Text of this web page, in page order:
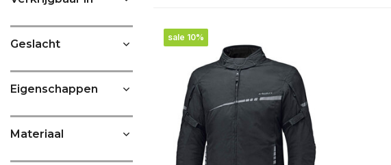
Geslacht
Eigenschappen
Materiaal
sale 10%